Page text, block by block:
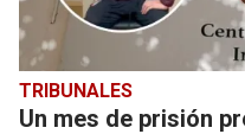
TRIBUNALES
Un mes de prisión